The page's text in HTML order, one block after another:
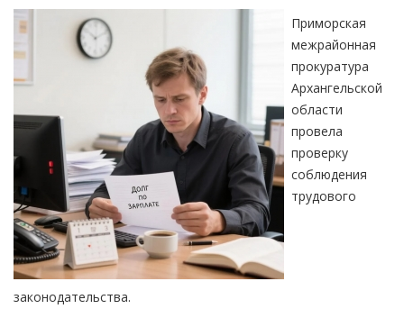
Приморская
межрайонная
прокуратура
Архангельской
области
провела
проверку
соблюдения
трудового
законодательства.